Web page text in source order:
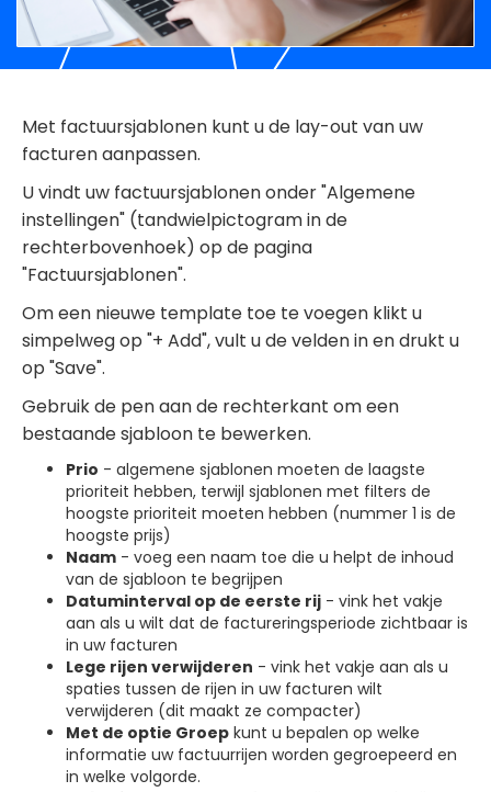
Met factuursjablonen kunt u de lay-out van uw
facturen aanpassen.
U vindt uw factuursjablonen onder "Algemene
instellingen" (tandwielpictogram in de
rechterbovenhoek) op de pagina
"Factuursjablonen".
Om een nieuwe template toe te voegen klikt u
simpelweg op "+ Add", vult u de velden in en drukt u
op "Save".
Gebruik de pen aan de rechterkant om een
bestaande sjabloon te bewerken.
Prio - algemene sjablonen moeten de laagste
prioriteit hebben, terwijl sjablonen met filters de
hoogste prioriteit moeten hebben (nummer 1 is de
hoogste prijs)
Naam - voeg een naam toe die u helpt de inhoud
van de sjabloon te begrijpen
Datuminterval op de eerste rij - vink het vakje
aan als u wilt dat de factureringsperiode zichtbaar is
in uw facturen
Lege rijen verwijderen - vink het vakje aan als u
spaties tussen de rijen in uw facturen wilt
verwijderen (dit maakt ze compacter)
Met de optie Groep kunt u bepalen op welke
informatie uw factuurrijen worden gegroepeerd en
in welke volgorde.